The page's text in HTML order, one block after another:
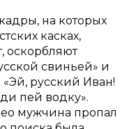
на которых
касках,
оскорбляют
свиньей» и
«Эй, русский Иван!
пей водку».
мужчина пропал